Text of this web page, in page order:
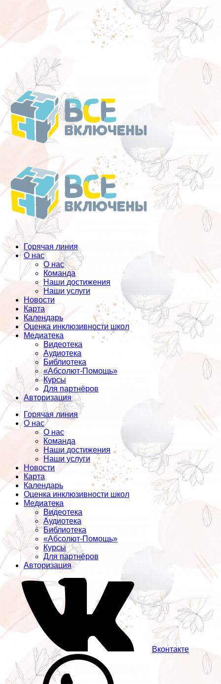
Перейти
к
содержанию
Горячая линия
О нас
О нас
Команда
Наши достижения
Наши услуги
Новости
Карта
Календарь
Оценка инклюзивности школ
Медиатека
Видеотека
Аудиотека
Библиотека
«Абсолют-Помощь»
Курсы
Для партнёров
Авторизация
Горячая линия
О нас
О нас
Команда
Наши достижения
Наши услуги
Новости
Карта
Календарь
Оценка инклюзивности школ
Медиатека
Видеотека
Аудиотека
Библиотека
«Абсолют-Помощь»
Курсы
Для партнёров
Авторизация
Вконтакте